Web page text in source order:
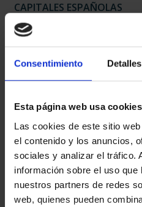
Consentimiento Detalles
Esta página web usa cookies
Las cookies de este sitio
el contenido y los anuncios,
sociales y analizar el tráfico.
información sobre el uso que
nuestros partners de redes
web, quienes pueden
CAPITALES ESPAÑOLAS